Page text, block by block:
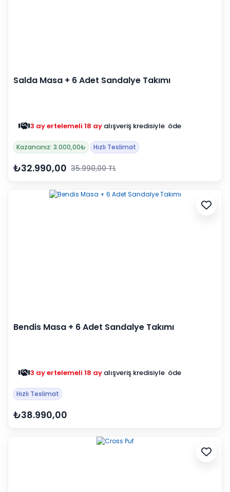
Salda Masa + 6 Adet Sandalye Takımı
3 ay ertelemeli 18 ay alışveriş kredisiyle öde
Kazancınız: 3.000,00₺ Hızlı Teslimat
₺32.990,00 35.990,00 TL
Bendis Masa + 6 Adet Sandalye Takımı
3 ay ertelemeli 18 ay alışveriş kredisiyle öde
Hızlı Teslimat
₺38.990,00